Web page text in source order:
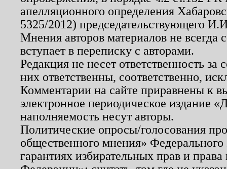
апелляционного определения
5325/2012) председательствующего
Мнения авторов материалов не
вступает в переписку с авторами.
Редакция не несет ответственность
них ответственны, соответственно,
Комментарии на сайте приравнены к
электронное периодическое издание
наполняемость несут авторы.
Политические опросы/голосования
общественного мнения»
гарантиях избирательных прав и